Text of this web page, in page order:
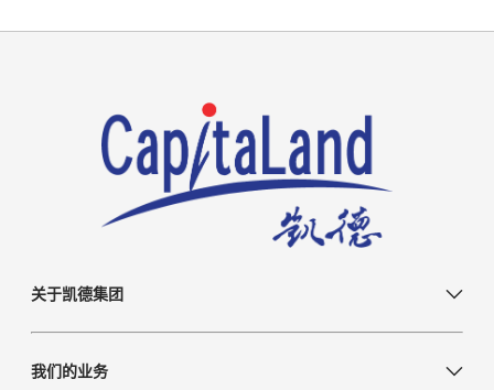
关于凯德集团
我们的业务